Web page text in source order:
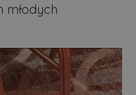
młodych